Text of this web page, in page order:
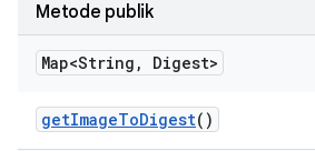
Metode publik
Map<String , Digest>
getImageToDigest()